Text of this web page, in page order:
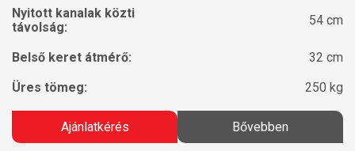
Nyitott kanalak közti
távolság:
54 cm
Belső keret átmérő:
32 cm
Üres tömeg:
250 kg
Ajánlatkérés Bővebben